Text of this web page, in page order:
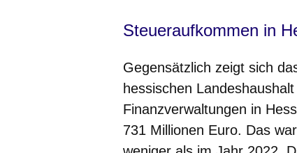
Steueraufkommen in
Gegensätzlich zeigt sich
hessischen
Finanzverwaltungen in
731 Millionen Euro. Das